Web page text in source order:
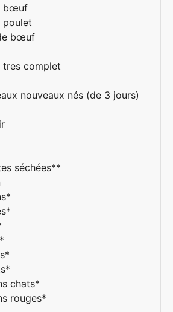
bœuf
poulet
bœuf
tres complet
nouveaux nés (de 3 jours)
séchées**
chats*
rouges*